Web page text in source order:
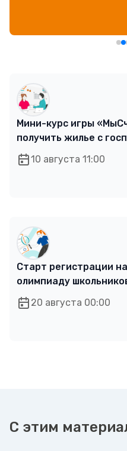
Мини-курс игры
получить жилье с
10 августа 11:00
Старт регистрации
олимпиаду
20 августа 00:00
С этим